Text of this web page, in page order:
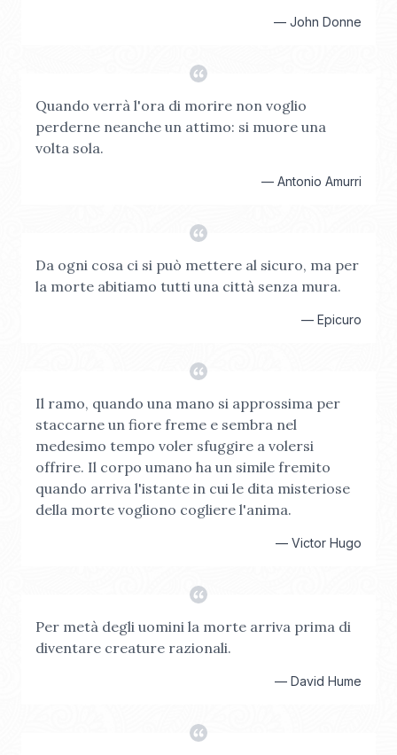
— John Donne
Quando verrà l'ora di morire non voglio
perderne neanche un attimo: si muore una
volta sola.
— Antonio Amurri
Da ogni cosa ci si può mettere al sicuro, ma per
la morte abitiamo tutti una città senza mura.
— Epicuro
Il ramo, quando una mano si approssima per
staccarne un fiore freme e sembra nel
medesimo tempo voler sfuggire a volersi
offrire. Il corpo umano ha un simile fremito
quando arriva l'istante in cui le dita misteriose
della morte vogliono cogliere l'anima.
— Victor Hugo
Per metà degli uomini la morte arriva prima di
diventare creature razionali.
— David Hume